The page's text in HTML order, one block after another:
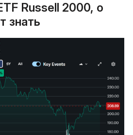
Russell 2000, о
знать